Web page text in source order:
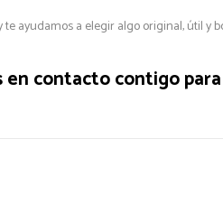
ayudamos a elegir algo original, útil y
en contacto contigo